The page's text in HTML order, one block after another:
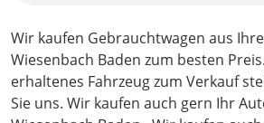
Wir kaufen Gebrauchtwagen aus
Wiesenbach Baden zum besten
erhaltenes Fahrzeug zum Verkauf
Sie uns. Wir kaufen auch gern Ihr